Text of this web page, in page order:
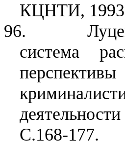
КЦНТИ,
96.
система
С.168-177.